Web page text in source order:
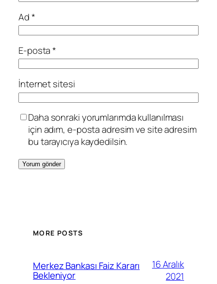
Ad*
E-posta*
İnternet sitesi
Daha sonraki yorumlarımda kullanılması
için adım, e-posta adresim ve site adresim
bu tarayıcıya kaydedilsin.
MORE POSTS
Merkez Bankası Faiz Kararı
Bekleniyor
16 Aralık
2021